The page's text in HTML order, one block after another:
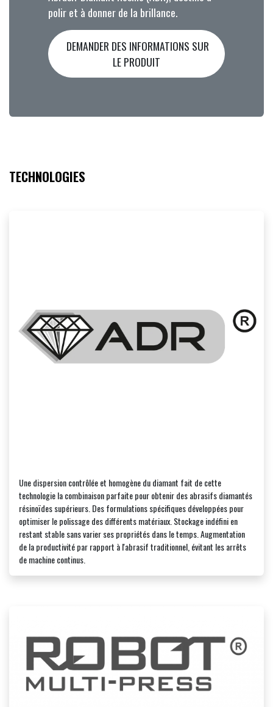
polir et à donner de la brillance.
DEMANDER DES INFORMATIONS SUR
LE PRODUIT
TECHNOLOGIES
Une dispersion contrôlée et homogène du diamant fait de cette
technologie la combinaison parfaite pour obtenir des abrasifs diamantés
résinoïdes supérieurs. Des formulations spécifiques développées pour
optimiser le polissage des différents matériaux. Stockage indéfini en
restant stable sans varier ses propriétés dans le temps. Augmentation
de la productivité par rapport à l'abrasif traditionnel, évitant les arrêts
de machine continus.